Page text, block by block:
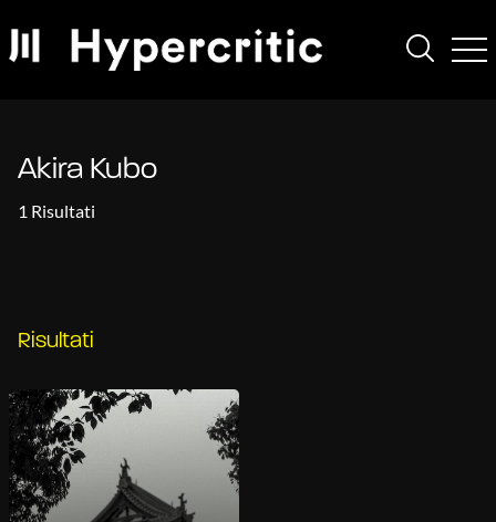
Akira Kubo
1 Risultati
Risultati